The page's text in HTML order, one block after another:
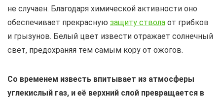
не случаен. Благодаря химической активности оно
обеспечивает прекрасную защиту ствола от грибков
и грызунов. Белый цвет извести отражает солнечный
свет, предохраняя тем самым кору от ожогов.
Со временем известь впитывает из атмосферы
углекислый газ, и её верхний слой превращается в